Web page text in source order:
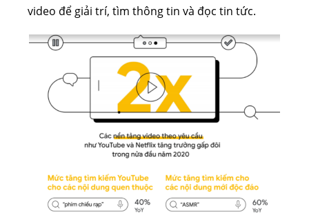
video để giải trí, tìm thông tin và đọc tin tức.